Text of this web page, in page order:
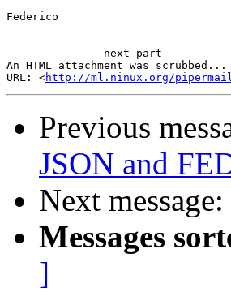
Federico
-------------- next part
An HTML attachment was scrubbed...
URL: <http://ml.ninux.org/pipermail/
Previous
JSON and
Next message:
Messages
]